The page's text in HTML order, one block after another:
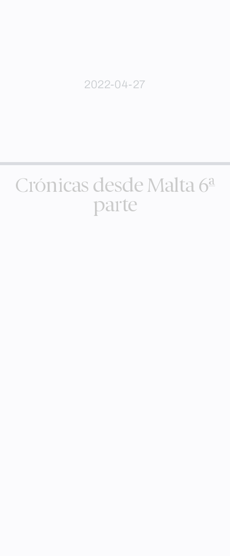
2022-04-27
Crónicas desde Malta 6ª
parte